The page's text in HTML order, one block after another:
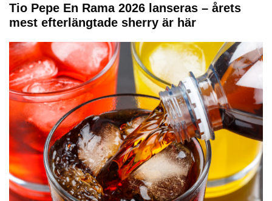
Tio Pepe En Rama 2026 lanseras – årets
mest efterlängtade sherry är här